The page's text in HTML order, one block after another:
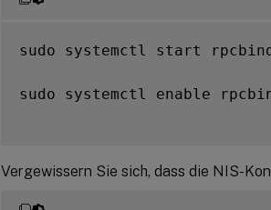
sudo systemctl start
sudo systemctl enable
Vergewissern Sie sich, dass die NIS-